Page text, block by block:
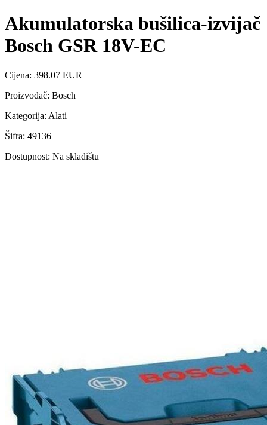
Akumulatorska bušilica-izvijač
Bosch GSR 18V-EC
Cijena: 398.07 EUR
Proizvođač: Bosch
Kategorija: Alati
Šifra: 49136
Dostupnost: Na skladištu